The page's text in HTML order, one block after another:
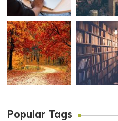
Popular Tags